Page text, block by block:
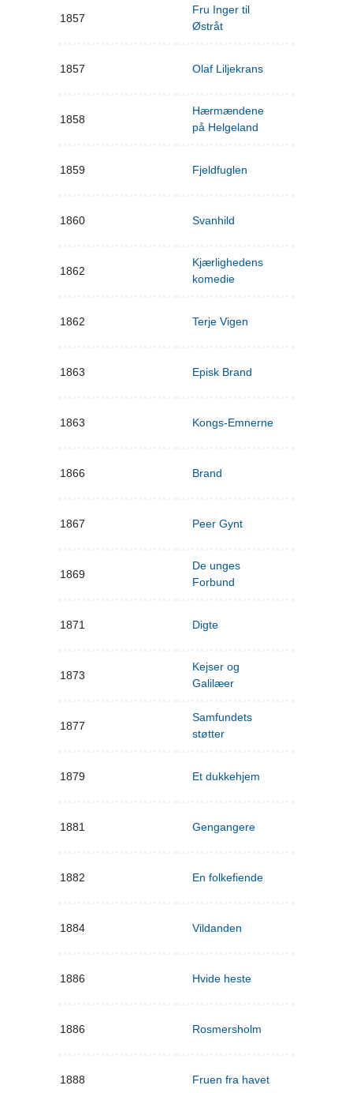
1857
Fru Inger til
Østråt
1857 Olaf Liljekrans
1858
Hærmændene
på Helgeland
1859 Fjeldfuglen
1860 Svanhild
1862
Kjærlighedens
komedie
1862 Terje Vigen
1863 Episk Brand
1863 Kongs-Emnerne
1866 Brand
1867 Peer Gynt
1869
De unges
Forbund
1871 Digte
1873
Kejser og
Galilæer
1877
Samfundets
støtter
1879 Et dukkehjem
1881 Gengangere
1882 En folkefiende
1884 Vildanden
1886 Hvide heste
1886 Rosmersholm
1888 Fruen fra havet